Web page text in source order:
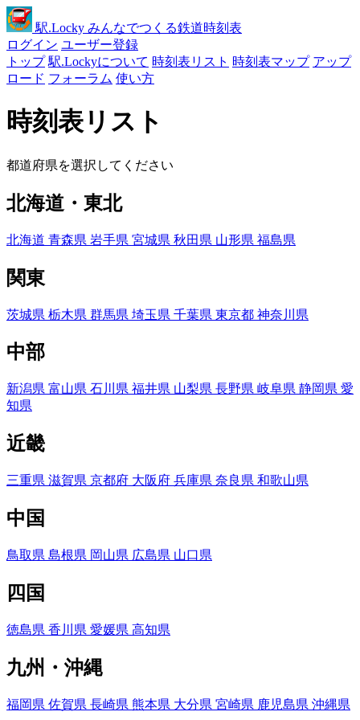
駅.Locky みんなでつくる鉄道時刻表
ログイン ユーザー登録
トップ 駅.Lockyについて 時刻表リスト 時刻表マップ アップ
ロード フォーラム 使い方
時刻表リスト
都道府県を選択してください
北海道・東北
北海道 青森県 岩手県 宮城県 秋田県 山形県 福島県
関東
茨城県 栃木県 群馬県 埼玉県 千葉県 東京都 神奈川県
中部
新潟県 富山県 石川県 福井県 山梨県 長野県 岐阜県 静岡県 愛
知県
近畿
三重県 滋賀県 京都府 大阪府 兵庫県 奈良県 和歌山県
中国
鳥取県 島根県 岡山県 広島県 山口県
四国
徳島県 香川県 愛媛県 高知県
九州・沖縄
福岡県 佐賀県 長崎県 熊本県 大分県 宮崎県 鹿児島県 沖縄県